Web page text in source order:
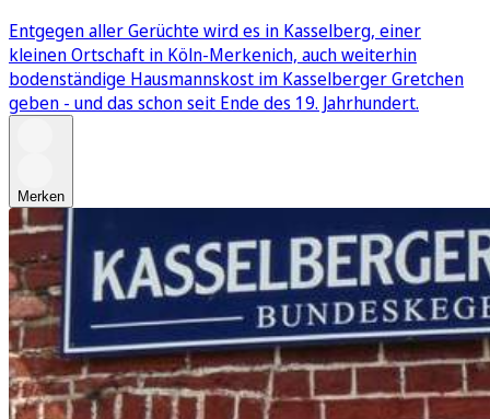
Entgegen aller Gerüchte wird es in Kasselberg, einer
kleinen Ortschaft in Köln-Merkenich, auch weiterhin
bodenständige Hausmannskost im Kasselberger Gretchen
geben - und das schon seit Ende des 19. Jahrhundert.
Merken